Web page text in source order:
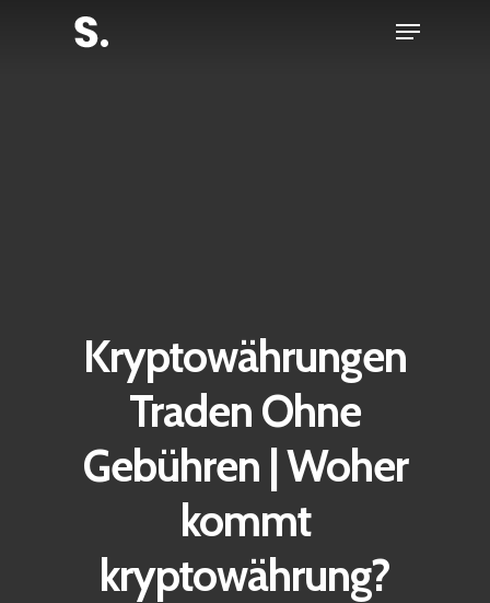
Menu
Kryptowährungen
Traden Ohne
Gebühren | Woher
kommt
kryptowährung?